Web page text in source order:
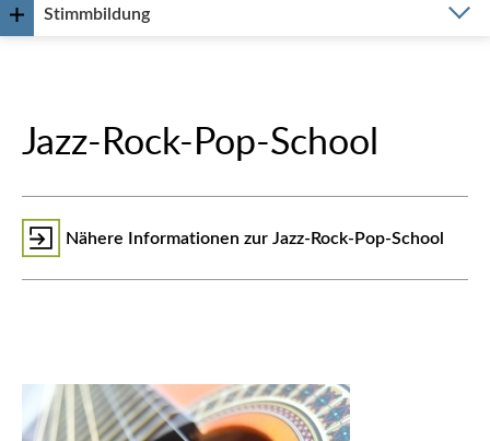
Stimmbildung
Jazz-Rock-Pop-School
Nähere Informationen zur Jazz-Rock-Pop-School